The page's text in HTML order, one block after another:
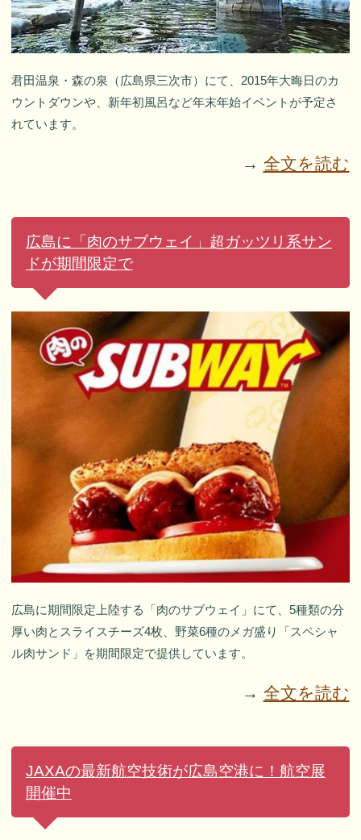
君田温泉・森の泉（広島県三次市）にて、2015年大晦日のカ
ウントダウンや、新年初風呂など年末年始イベントが予定さ
れています。
→ 全文を読む
広島に「肉のサブウェイ」超ガッツリ系サン
ドが期間限定で
広島に期間限定上陸する「肉のサブウェイ」にて、5種類の分
厚い肉とスライスチーズ4枚、野菜6種のメガ盛り「スペシャ
ル肉サンド」を期間限定で提供しています。
→ 全文を読む
JAXAの最新航空技術が広島空港に！航空展
開催中